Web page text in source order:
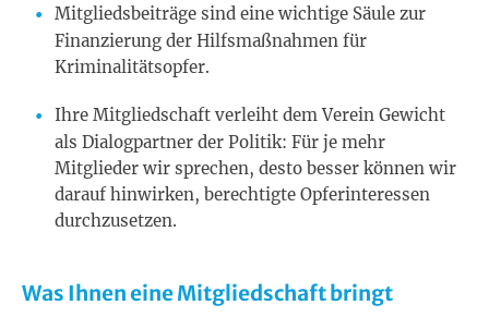
Mitgliedsbeiträge sind eine wichtige Säule zur
Finanzierung der Hilfsmaßnahmen für
Kriminalitätsopfer.
Ihre Mitgliedschaft verleiht dem Verein Gewicht
als Dialogpartner der Politik: Für je mehr
Mitglieder wir sprechen, desto besser können wir
darauf hinwirken, berechtigte Opferinteressen
durchzusetzen.
Was Ihnen eine Mitgliedschaft bringt